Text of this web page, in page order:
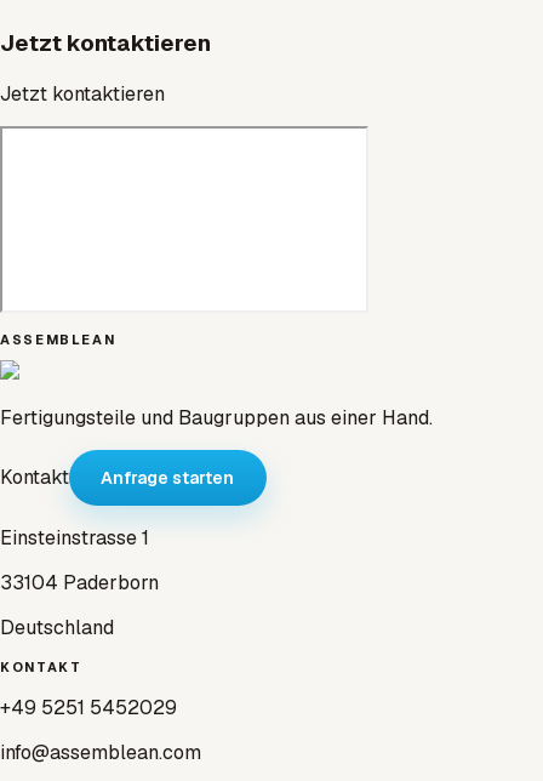
Jetzt kontaktieren
Jetzt kontaktieren
ASSEMBLEAN
Fertigungsteile und Baugruppen aus einer Hand.
Kontakt Anfrage starten
Einsteinstrasse 1
33104 Paderborn
Deutschland
KONTAKT
+49 5251 5452029
info@assemblean.com